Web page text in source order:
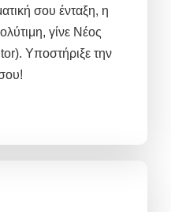
σου ένταξη, η
γίνε Νέος
Υποστήριξε την